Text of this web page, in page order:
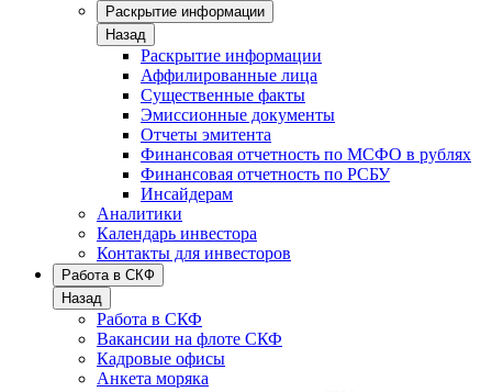
Раскрытие информации
Назад
Раскрытие информации
Аффилированные лица
Существенные факты
Эмиссионные документы
Отчеты эмитента
Финансовая отчетность по МСФО в рублях
Финансовая отчетность по РСБУ
Инсайдерам
Аналитики
Календарь инвестора
Контакты для инвесторов
Работа в СКФ
Назад
Работа в СКФ
Вакансии на флоте СКФ
Кадровые офисы
Анкета моряка